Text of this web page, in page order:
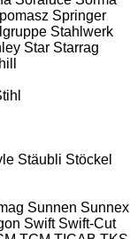
Springer
Stahlwerk
Star Starrag
Stäubli Stöckel
Sunnen Sunnex
Swift Swift-Cut